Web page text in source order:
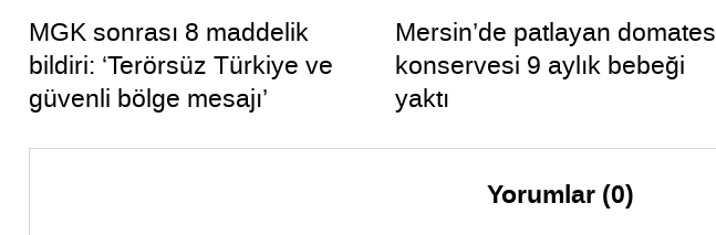
MGK sonrası 8 maddelik
bildiri: ‘Terörsüz Türkiye ve
güvenli bölge mesajı’
Mersin’de patlayan domates
konservesi 9 aylık bebeği
yaktı
Yorumlar (0)